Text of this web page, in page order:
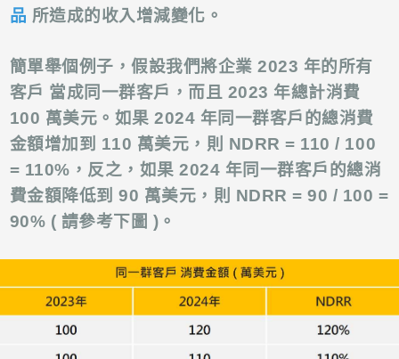
品 所造成的收入增減變化。
簡單舉個例子，假設我們將企業 2023 年的所有
客戶 當成同一群客戶，而且 2023 年總計消費
100 萬美元。 如果 2024 年同一群客戶的總消費
金額增加到 110 萬美元，則 NDRR = 110 / 100
= 110%，反之，如果 2024 年同一群客戶的總消
費金額降低到 90 萬美元，則 NDRR = 90 / 100 =
90% ( 請參考下圖 )。